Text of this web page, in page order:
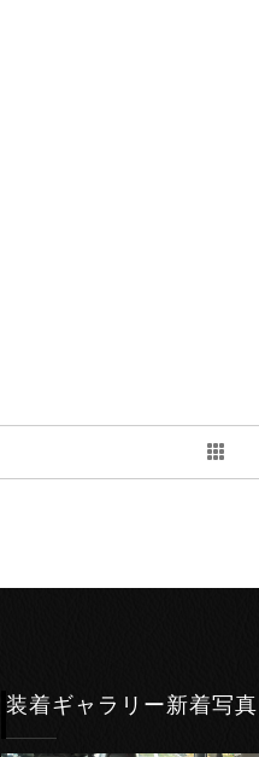
装着ギャラリー新着写真